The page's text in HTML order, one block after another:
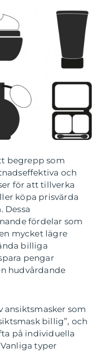
begrepp som
och
för att tillverka
köpa prisvärda
Dessa
fördelar som
mycket lägre
billiga
pengar
hudvårdande
ansiktsmasker som
billig”, och
på individuella
typer